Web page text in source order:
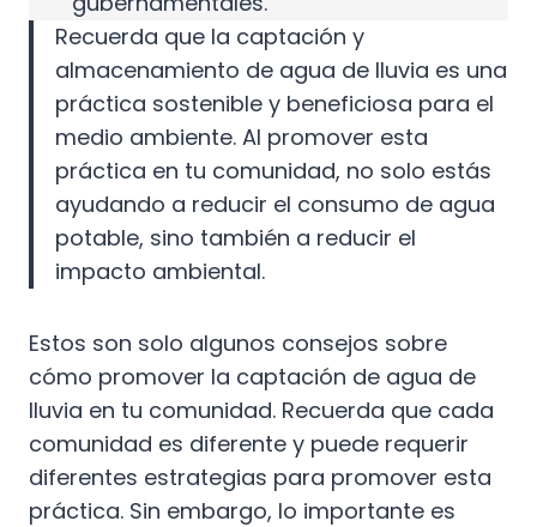
Recuerda que la captación y
almacenamiento de agua de lluvia es una
práctica sostenible y beneficiosa para el
medio ambiente. Al promover esta
práctica en tu comunidad, no solo estás
ayudando a reducir el consumo de agua
potable, sino también a reducir el
impacto ambiental.
Estos son solo algunos consejos sobre
cómo promover la captación de agua de
lluvia en tu comunidad. Recuerda que cada
comunidad es diferente y puede requerir
diferentes estrategias para promover esta
práctica. Sin embargo, lo importante es